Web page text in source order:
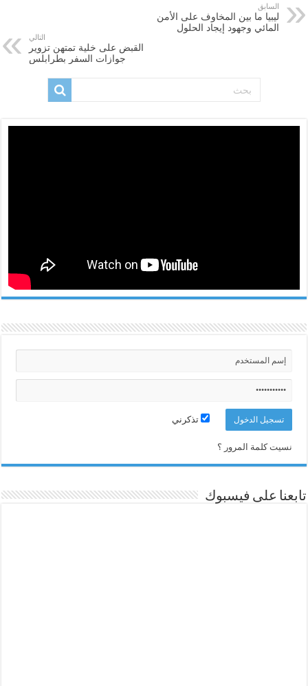
السابق
ليبيا ما بين المخاوف على الأمن
المائي وجهود إيجاد الحلول
التالي
القبض على خلية تمتهن تزوير
جوازات السفر بطرابلس
تذكرني
نسيت كلمة المرور ؟
تابعنا على فيسبوك